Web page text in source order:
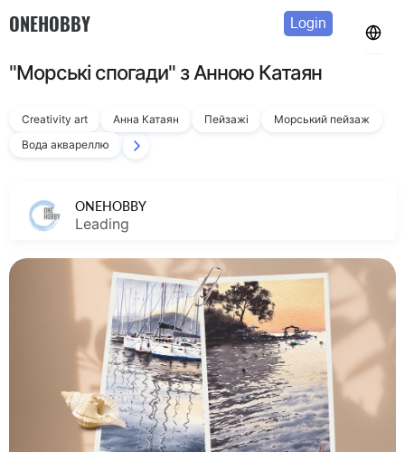
ONEHOBBY Login
"Морські спогади" з Анною Катаян
Creativity art Анна Катаян Пейзажі
Морський пейзаж
Вода аквареллю
ONEHOBBY
Leading